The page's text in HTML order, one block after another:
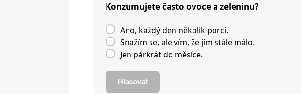
Konzumujete často ovoce a zeleninu?
Ano, každý den několik porcí.
Snažím se, ale vím, že jím stále málo.
Jen párkrát do měsíce.
Hlasovat